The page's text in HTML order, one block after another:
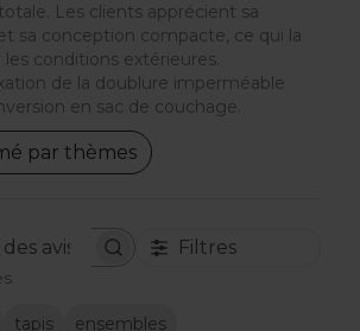
Les clients apprécient sa
sa conception compacte, ce qui la
conditions extérieures.
de la doublure imperméable
en sac de couchage.
par thèmes
Rechercher
des
Filtres
tapis ensembles